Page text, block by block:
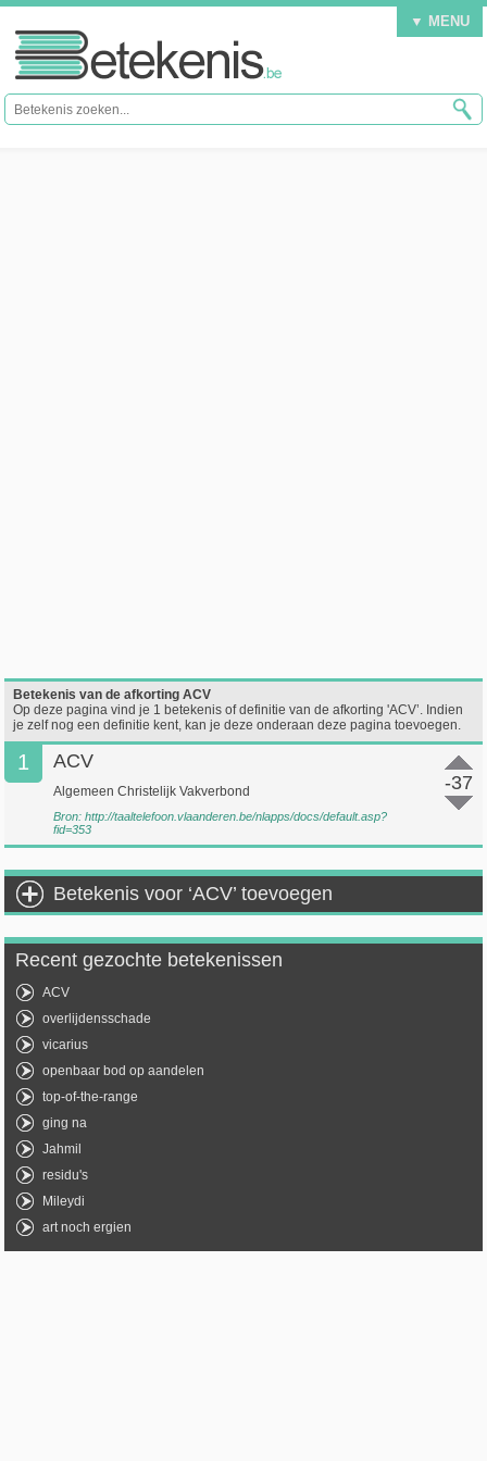
▼ MENU
Betekenis van de afkorting ACV
Op deze pagina vind je 1 betekenis of definitie van de afkorting 'ACV’. Indien
je zelf nog een definitie kent, kan je deze onderaan deze pagina toevoegen.
1
-37
ACV
Algemeen Christelijk Vakverbond
Bron:http://taaltelefoon.vlaanderen.be/nlapps/docs/default.asp?
fid=353
Betekenis voor ‘ACV’ toevoegen
Recent gezochte betekenissen
ACV
overlijdensschade
vicarius
openbaar bod op aandelen
top-of-the-range
ging na
Jahmil
residu's
Mileydi
art noch ergien